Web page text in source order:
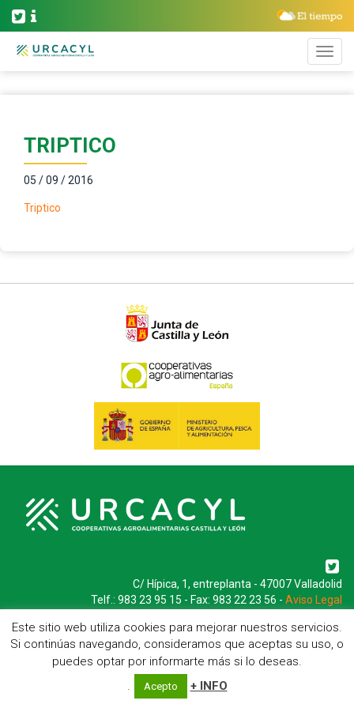
TRIPTICO
05 / 09 / 2016
Triptico
C/ Hípica, 1, entreplanta - 47007 Valladolid
Telf.: 983 23 95 15 - Fax: 983 22 23 56 - Aviso Legal
Este sitio web utiliza cookies para mejorar nuestros servicios.
Si continúas navegando, consideramos que aceptas su uso, o
puedes optar por informarte más si lo deseas.
.
Acepto + INFO